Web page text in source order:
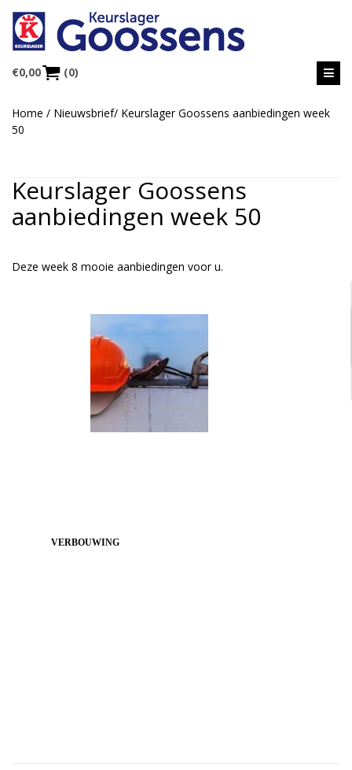
€0,00 (0)
Home / Nieuwsbrief/ Keurslager Goossens aanbiedingen week
50
Keurslager Goossens
aanbiedingen week 50
Deze week 8 mooie aanbiedingen voor u.
VERBOUWING